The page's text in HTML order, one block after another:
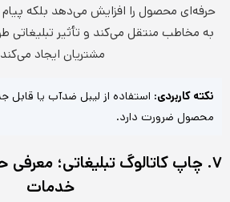
حرفه‌ای محصول را افزایش می‌دهد بلکه پیام
به مخاطب منتقل می‌کند و تأثیر تبلیغاتی
مشتریان ایجاد
نکته کاربردی: استفاده از لیبل ضدآب یا قابل
محصول ضرورت دارد.
۷. چاپ کاتالوگ تبلیغاتی؛
خدمات